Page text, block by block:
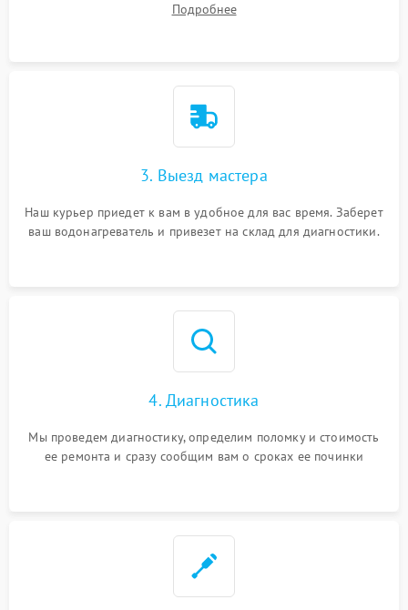
Подробнее
3. Выезд мастера
Наш курьер приедет к вам в удобное для вас время. Заберет
ваш водонагреватель и привезет на склад для диагностики.
4. Диагностика
Мы проведем диагностику, определим поломку и стоимость
ее ремонта и сразу сообщим вам о сроках ее починки